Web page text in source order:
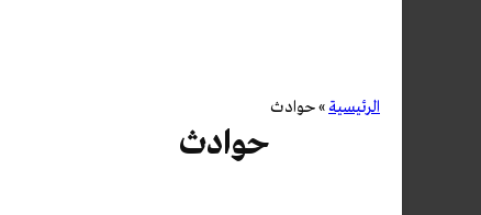
الرئيسية»حوادث
حوادث